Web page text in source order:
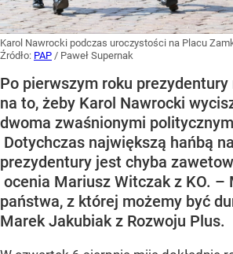
Karol Nawrocki podczas uroczystości na Placu
Źródło: PAP / Paweł Supernak
Po pierwszym roku
na to, żeby Karol Nawrocki
dwoma zwaśnionymi
Dotychczas największą hańbą
prezydentury jest chyba
ocenia Mariusz Witczak z KO. –
państwa, z której możemy być
Marek Jakubiak z Rozwoju Plus.